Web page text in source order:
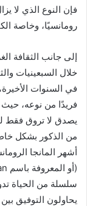
فإن النوع الذي لا
رومانسيًا، وخاصة
إلى جانب الثقافة
خلال السبعينيات
في السنوات
فريدًا من نوعه،
يصدق لا تروق فقط
من الذكور بشكل
سلسلة من الحياة
يحاولون التوفيق